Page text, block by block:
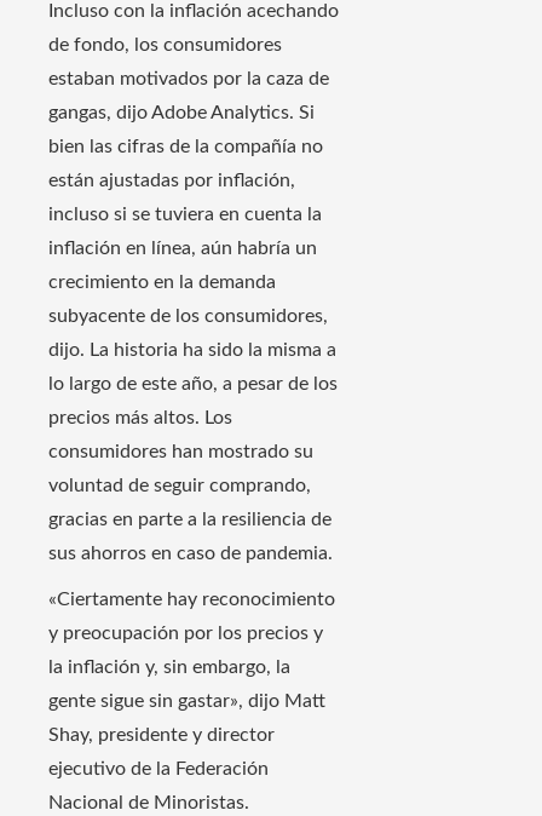
Incluso con la inflación acechando
de fondo, los consumidores
estaban motivados por la caza de
gangas, dijo Adobe Analytics. Si
bien las cifras de la compañía no
están ajustadas por inflación,
incluso si se tuviera en cuenta la
inflación en línea, aún habría un
crecimiento en la demanda
subyacente de los consumidores,
dijo. La historia ha sido la misma a
lo largo de este año, a pesar de los
precios más altos. Los
consumidores han mostrado su
voluntad de seguir comprando,
gracias en parte a la resiliencia de
sus ahorros en caso de pandemia.
«Ciertamente hay reconocimiento
y preocupación por los precios y
la inflación y, sin embargo, la
gente sigue sin gastar», dijo Matt
Shay, presidente y director
ejecutivo de la Federación
Nacional de Minoristas.